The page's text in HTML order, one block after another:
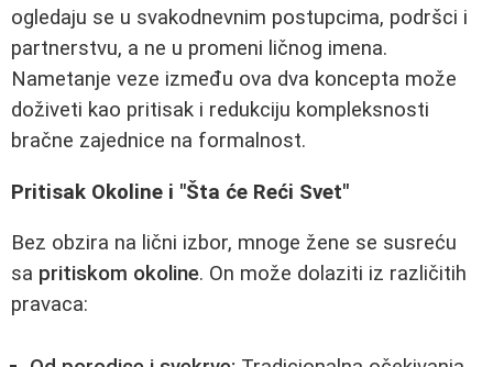
ogledaju se u svakodnevnim postupcima, podršci i
partnerstvu, a ne u promeni ličnog imena.
Nametanje veze između ova dva koncepta može
doživeti kao pritisak i redukciju kompleksnosti
bračne zajednice na formalnost.
Pritisak Okoline i "Šta će Reći Svet"
Bez obzira na lični izbor, mnoge žene se susreću
sa pritiskom okoline. On može dolaziti iz različitih
pravaca: